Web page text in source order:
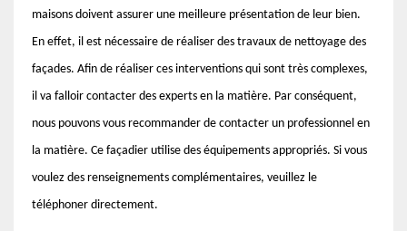
maisons doivent assurer une meilleure présentation de leur bien.
En effet, il est nécessaire de réaliser des travaux de nettoyage des
façades. Afin de réaliser ces interventions qui sont très complexes,
il va falloir contacter des experts en la matière. Par conséquent,
nous pouvons vous recommander de contacter un professionnel en
la matière. Ce façadier utilise des équipements appropriés. Si vous
voulez des renseignements complémentaires, veuillez le
téléphoner directement.